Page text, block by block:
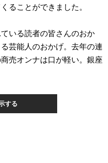
ることができました。
いる読者の皆さんのおか
芸能人のおかげ。去年の連
売オンナは口が軽い。銀座
する